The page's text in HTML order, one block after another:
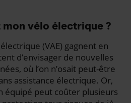
mon vélo électrique ?
(VAE) gagnent en
d’envisager de nouvelles
où l’on n’osait peut-être
assistance électrique. Or,
équipé peut coûter plusieurs